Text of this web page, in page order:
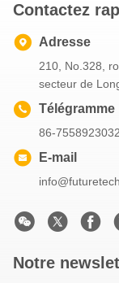
Contactez
Adresse
210, No.328,
secteur de
Télégramme
86-
E-mail
Notre